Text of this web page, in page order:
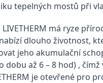
tepelných mostů při
má ryze
dlouho životnost,
jeho akumulační
až 6 – 8 hod) ,
je otevřené pro